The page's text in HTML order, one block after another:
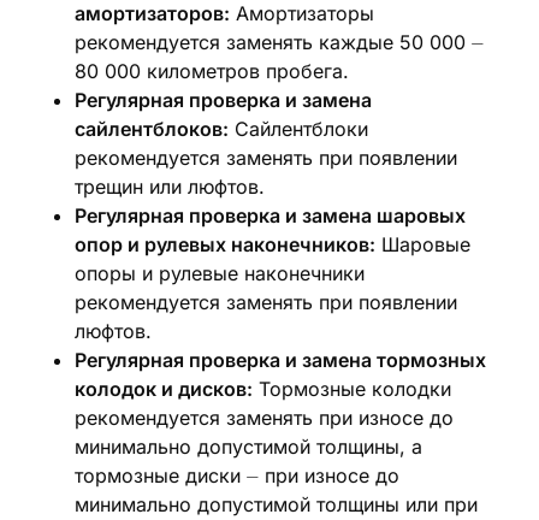
амортизаторов: Амортизаторы
рекомендуется заменять каждые 50 000 ⏤
80 000 километров пробега.
Регулярная проверка и замена
сайлентблоков: Сайлентблоки
рекомендуется заменять при появлении
трещин или люфтов.
Регулярная проверка и замена шаровых
опор и рулевых наконечников: Шаровые
опоры и рулевые наконечники
рекомендуется заменять при появлении
люфтов.
Регулярная проверка и замена тормозных
колодок и дисков: Тормозные колодки
рекомендуется заменять при износе до
минимально допустимой толщины, а
тормозные диски ⏤ при износе до
минимально допустимой толщины или при